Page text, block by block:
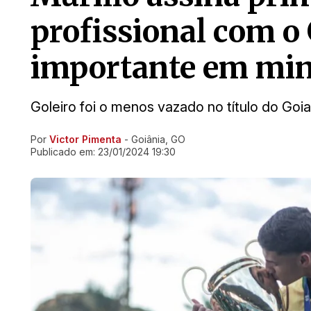
profissional com o
importante em
Goleiro foi o menos vazado no título do
Ir direto pra matéria
Por Victor Pimenta - Goiânia, GO
Publicado em: 23/01/2024 19:30